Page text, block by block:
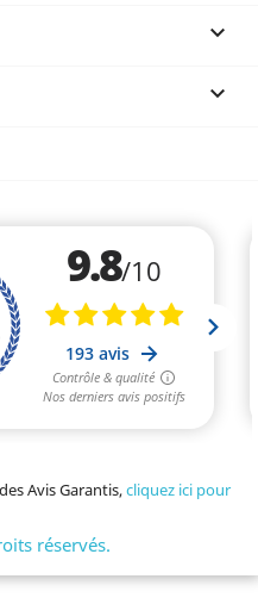


Avis Garantis,cliquez ici pour
réservés.